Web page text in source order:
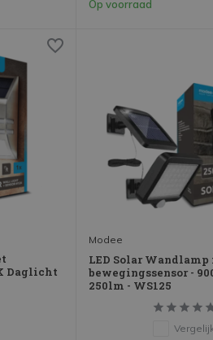
Op voorraad
Daglicht
Modee
LED Solar Wandlamp
bewegingssensor -
250lm - WS125